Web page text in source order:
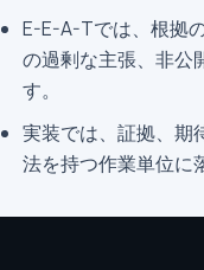
E-E-A-Tでは、根拠
の過剰な主張、非公
す。
実装では、証拠、期
法を持つ作業単位に